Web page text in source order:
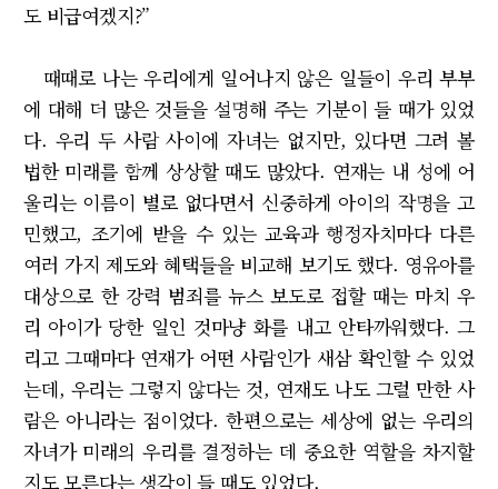
도 비급여겠지?”
때때로 나는 우리에게 일어나지 않은 일들이 우리 부부
에 대해 더 많은 것들을 설명해 주는 기분이 들 때가 있었
다. 우리 두 사람 사이에 자녀는 없지만, 있다면 그려 볼
법한 미래를 함께 상상할 때도 많았다. 연재는 내 성에 어
울리는 이름이 별로 없다면서 신중하게 아이의 작명을 고
민했고, 조기에 받을 수 있는 교육과 행정자치마다 다른
여러 가지 제도와 혜택들을 비교해 보기도 했다. 영유아를
대상으로 한 강력 범죄를 뉴스 보도로 접할 때는 마치 우
리 아이가 당한 일인 것마냥 화를 내고 안타까워했다. 그
리고 그때마다 연재가 어떤 사람인가 새삼 확인할 수 있었
는데, 우리는 그렇지 않다는 것, 연재도 나도 그럴 만한 사
람은 아니라는 점이었다. 한편으로는 세상에 없는 우리의
자녀가 미래의 우리를 결정하는 데 중요한 역할을 차지할
지도 모른다는 생각이 들 때도 있었다.